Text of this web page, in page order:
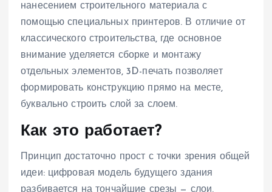
нанесением строительного материала с
помощью специальных принтеров. В отличие от
классического строительства, где основное
внимание уделяется сборке и монтажу
отдельных элементов, 3D-печать позволяет
формировать конструкцию прямо на месте,
буквально строить слой за слоем.
Как это работает?
Принцип достаточно прост с точки зрения общей
идеи: цифровая модель будущего здания
разбивается на тончайшие срезы — слои.